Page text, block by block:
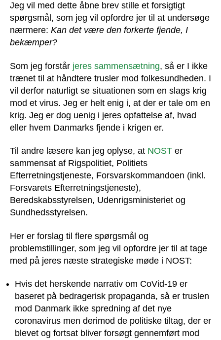
Jeg vil med dette åbne brev stille et forsigtigt
spørgsmål, som jeg vil opfordre jer til at undersøge
nærmere: Kan det være den forkerte fjende, I
bekæmper?
Som jeg forstår jeres sammensætning, så er I ikke
trænet til at håndtere trusler mod folkesundheden. I
vil derfor naturligt se situationen som en slags krig
mod et virus. Jeg er helt enig i, at der er tale om en
krig. Jeg er dog uenig i jeres opfattelse af, hvad
eller hvem Danmarks fjende i krigen er.
Til andre læsere kan jeg oplyse, at NOST er
sammensat af Rigspolitiet, Politiets
Efterretningstjeneste, Forsvarskommandoen (inkl.
Forsvarets Efterretningstjeneste),
Beredskabsstyrelsen, Udenrigsministeriet og
Sundhedsstyrelsen.
Her er forslag til flere spørgsmål og
problemstillinger, som jeg vil opfordre jer til at tage
med på jeres næste strategiske møde i NOST:
Hvis det herskende narrativ om CoVid-19 er
baseret på bedragerisk propaganda, så er truslen
mod Danmark ikke spredning af det nye
coronavirus men derimod de politiske tiltag, der er
blevet og fortsat bliver forsøgt gennemført mod